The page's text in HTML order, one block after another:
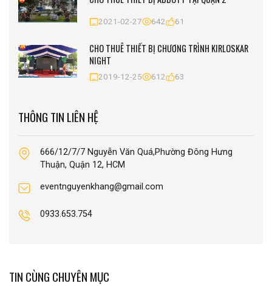
2021-02-27 642 61
CHO THUÊ THIẾT BỊ CHƯƠNG TRÌNH KIRLOSKAR
NIGHT
2019-12-25 612 63
THÔNG TIN LIÊN HỆ
666/12/7/7 Nguyễn Văn Quá,Phường Đông Hưng
Thuận, Quận 12, HCM
eventnguyenkhang@gmail.com
0933.653.754
TIN CÙNG CHUYÊN MỤC